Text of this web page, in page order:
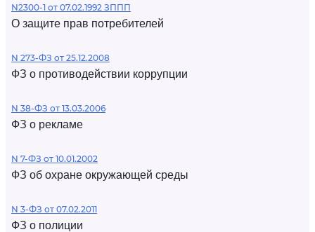
N2300-1 от 07.02.1992 ЗППП
О защите прав потребителей
N 273-ФЗ от 25.12.2008
ФЗ о противодействии коррупции
N 38-ФЗ от 13.03.2006
ФЗ о рекламе
N 7-ФЗ от 10.01.2002
ФЗ об охране окружающей среды
N 3-ФЗ от 07.02.2011
ФЗ о полиции